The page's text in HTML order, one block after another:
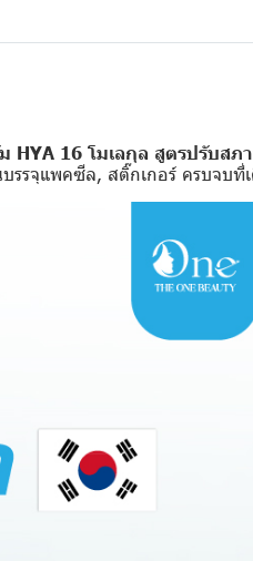
HYA 16 โมเลกุล สูตรปรับสภ
รจุแพคซีล, สติ๊กเกอร์ ครบจบที่เ